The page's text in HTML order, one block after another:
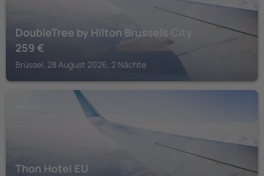
DoubleTree by Hilton Brussels City
259 €
Brüssel, 28 August 2026, 2 Nächte
Thon Hotel EU